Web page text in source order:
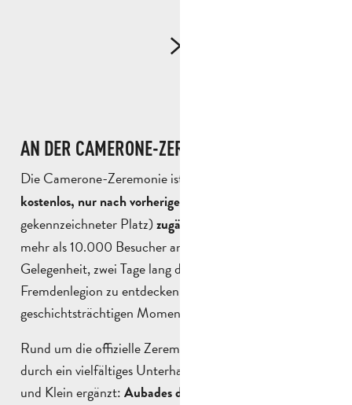
AN DER CAMERONE-ZEREMONIE TEILNEHMEN
Die Camerone-Zeremonie ist
kostenlos, nur nach vorheriger Anmeldung
gekennzeichneter Platz)zugänglich
mehr als 10.000 Besucher an. Es ist eine seltene
Gelegenheit, zwei Tage lang die Traditionen der
Fremdenlegion zu entdecken und einen
geschichtsträchtigen Moment zu erleben.
Rund um die offizielle Zeremonie wird dieses Ereignis
durch ein vielfältiges Unterhaltungsprogramm für Groß
und Klein ergänzt:Aubades der Musique de la Légion